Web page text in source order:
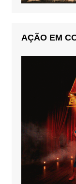
AÇÃO EM